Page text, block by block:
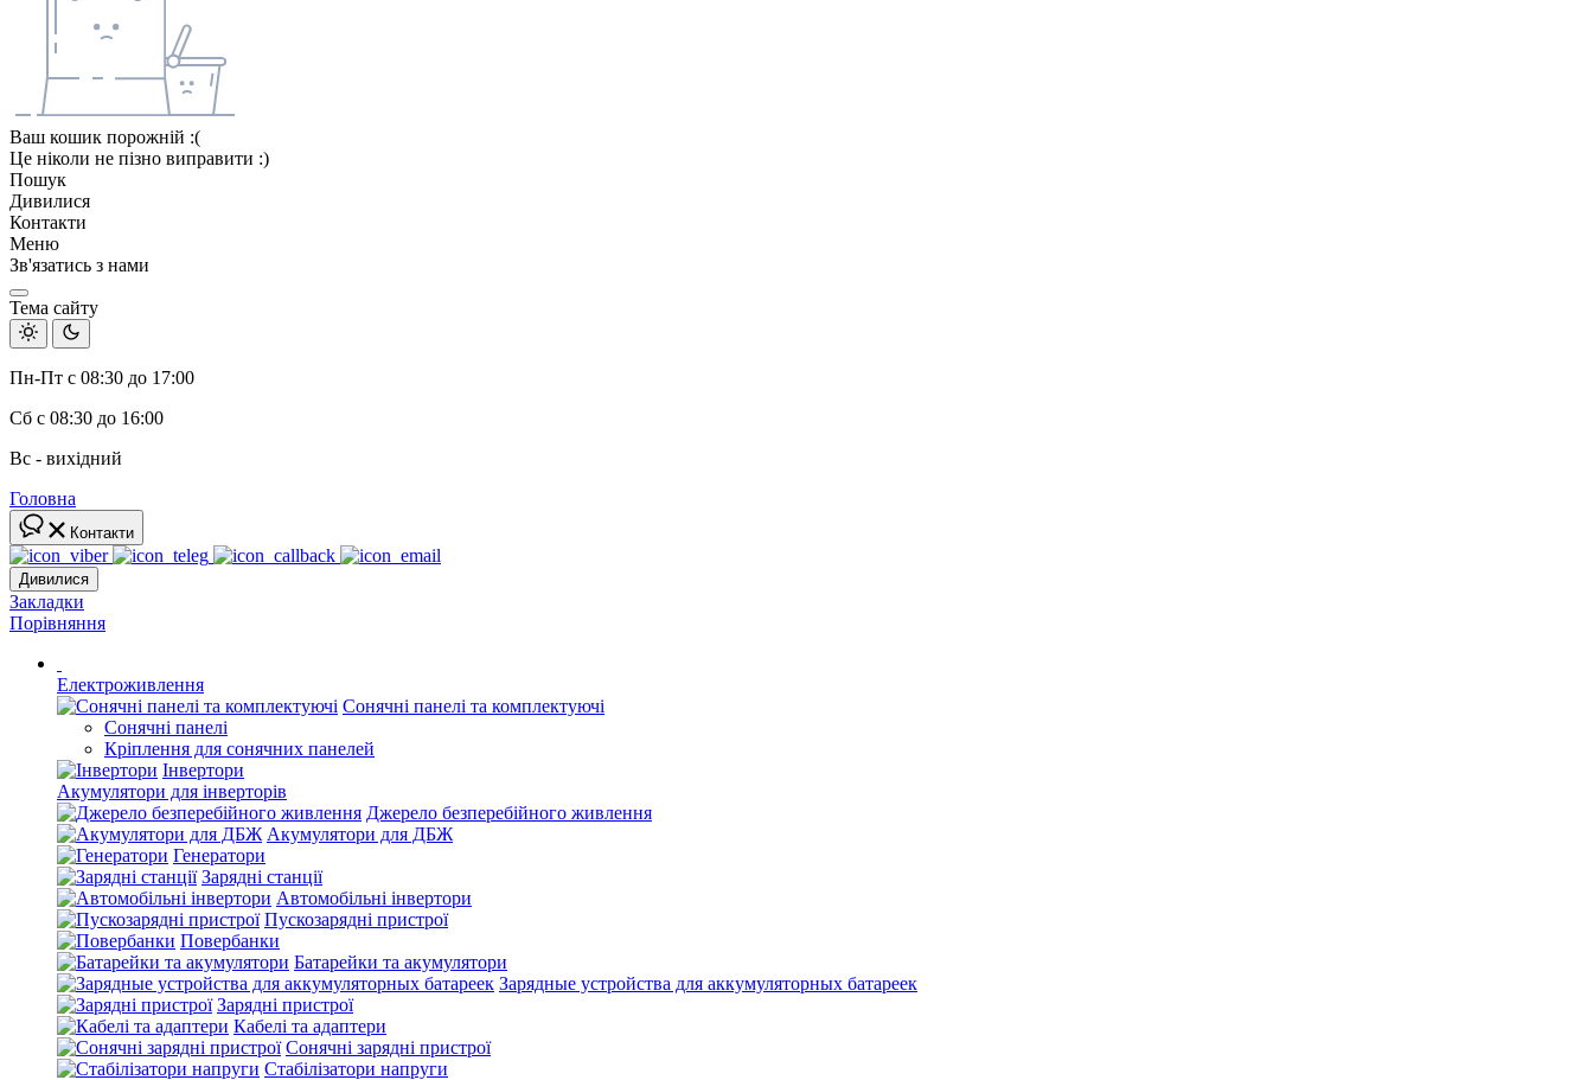
Ваш кошик порожній :(
Це ніколи не пізно виправити :)
Пошук
Дивилися
Контакти
Меню
Зв'язатись з нами
Тема сайту
Пн-Пт с 08:30 до 17:00
Сб с 08:30 до 16:00
Вс - вихідний
Головна
Контакти
Дивилися
Закладки
Порівняння
Електроживлення
Сонячні панелі та комплектуючі
Сонячні панелі
Кріплення для сонячних панелей
Інвертори
Акумулятори для інверторів
Джерело безперебійного живлення
Акумулятори для ДБЖ
Генератори
Зарядні станції
Автомобільні інвертори
Пускозарядні пристрої
Повербанки
Батарейки та акумулятори
Зарядные устройства для аккумуляторных батареек
Зарядні пристрої
Кабелі та адаптери
Сонячні зарядні пристрої
Стабілізатори напруги